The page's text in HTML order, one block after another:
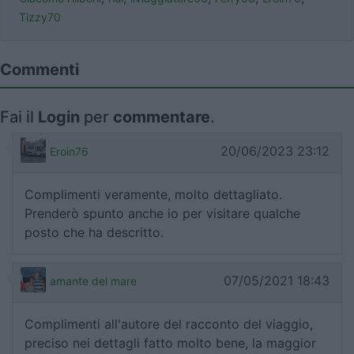
Tizzy70
Commenti
Fai il Login per commentare.
Eroin76 20/06/2023 23:12
Complimenti veramente, molto dettagliato.
Prenderò spunto anche io per visitare qualche
posto che ha descritto.
amante del mare 07/05/2021 18:43
Complimenti all'autore del racconto del viaggio,
preciso nei dettagli fatto molto bene, la maggior